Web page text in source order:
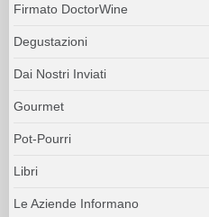
Firmato DoctorWine
Degustazioni
Dai Nostri Inviati
Gourmet
Pot-Pourri
Libri
Le Aziende Informano